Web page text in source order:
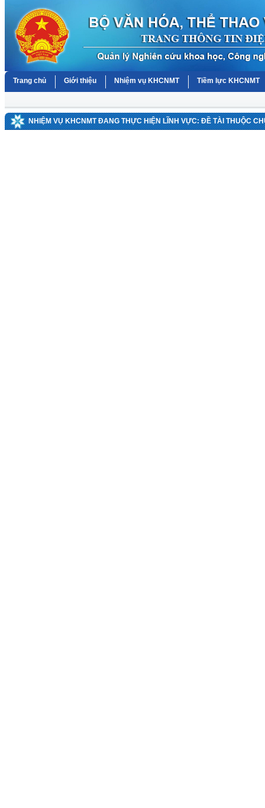
Trang chủ Giới thiệu Nhiệm vụ KHCNMT Tiềm lực KHCNMT
NHIỆM VỤ KHCNMT ĐANG THỰC HIỆN LĨNH VỰC: ĐỀ TÀI THUỘC